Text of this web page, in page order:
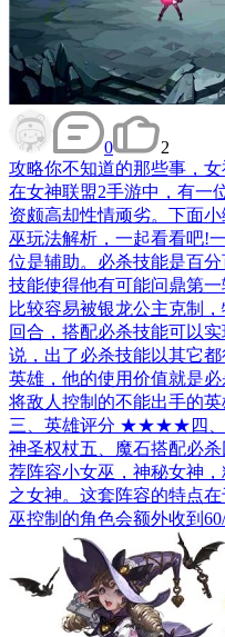
0
2
攻略你不知道的那些事，
在女神联盟2手游中，有一
资颇高却性情顽劣。下面
巫玩法解析，一起看看吧!
位是辅助。必杀技能是百
技能使得他有可能问鼎第
比较容易被银龙公主克制
回合，搭配必杀技能可以
说，出了必杀技能以其它
英雄，他的使用价值就是
将敌人控制的不能出手的
三、英雄评分 ★★★★四、
神圣权杖五、魔石搭配必
荐阵容小女巫，神秘女神
之女神。这套阵容的特点
巫控制的角色会额外收到